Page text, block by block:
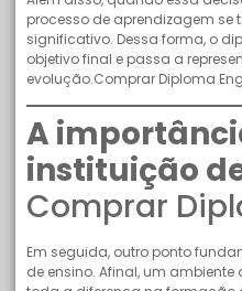
processo de aprendizagem se
significativo. Dessa forma, o
objetivo final e passa a
evolução.Comprar Diploma
A
instituição
Comprar
Em seguida, outro ponto
de ensino. Afinal, um